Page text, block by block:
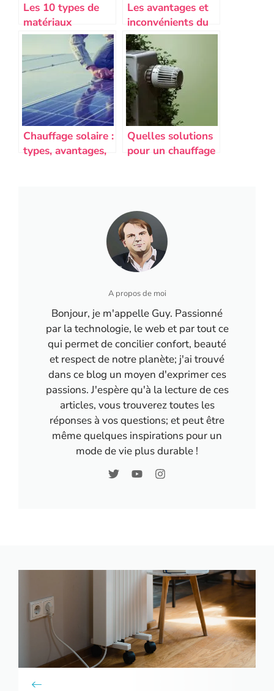
Les 10 types de
matériaux
écologiques pour
une construction
durable
Les avantages et
inconvénients du
chauffage
électrique en 2024
Chauffage solaire :
types, avantages,
Quelles solutions
pour un chauffage
A propos de moi
Bonjour, je m'appelle Guy. Passionné
par la technologie, le web et par tout ce
qui permet de concilier confort, beauté
et respect de notre planète; j'ai trouvé
dans ce blog un moyen d'exprimer ces
passions. J'espère qu'à la lecture de ces
articles, vous trouverez toutes les
réponses à vos questions; et peut être
même quelques inspirations pour un
mode de vie plus durable !